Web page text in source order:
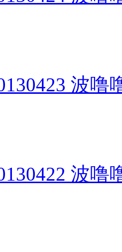
波噜
波噜